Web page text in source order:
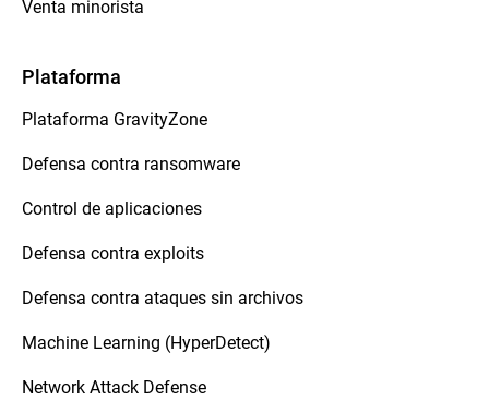
Venta minorista
Plataforma
Plataforma GravityZone
Defensa contra ransomware
Control de aplicaciones
Defensa contra exploits
Defensa contra ataques sin archivos
Machine Learning (HyperDetect)
Network Attack Defense